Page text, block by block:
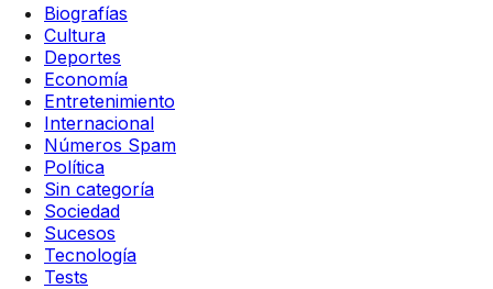
Biografías
Cultura
Deportes
Economía
Entretenimiento
Internacional
Números Spam
Política
Sin categoría
Sociedad
Sucesos
Tecnología
Tests